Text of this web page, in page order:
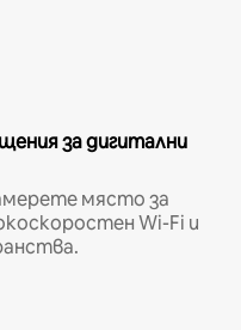
за дигитални
място за
Wi-Fi и